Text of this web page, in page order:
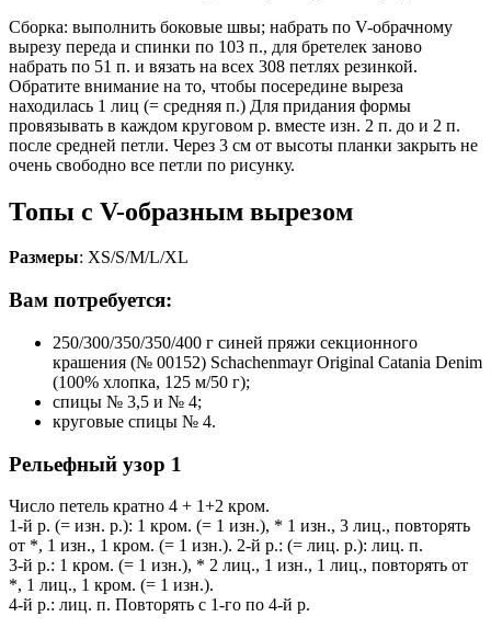
Сборка: выполнить боковые швы; набрать по V-обрачному
вырезу переда и спинки по 103 п., для бретелек заново
набрать по 51 п. и вязать на всех 308 петлях резинкой.
Обратите внимание на то, чтобы посередине выреза
находилась 1 лиц (= средняя п.) Для придания формы
провязывать в каждом круговом р. вместе изн. 2 п. до и 2 п.
после средней петли. Через 3 см от высоты планки закрыть не
очень свободно все петли по рисунку.
Топы с V-образным вырезом
Размеры: XS/S/M/L/XL
Вам потребуется:
250/300/350/350/400 г синей пряжи секционного
крашения (№ 00152) Schachenmayr Original Catania Denim
(100% хлопка, 125 м/50 г);
спицы № 3,5 и № 4;
круговые спицы № 4.
Рельефный узор 1
Число петель кратно 4 + 1+2 кром.
1-й р. (= изн. р.): 1 кром. (= 1 изн.), * 1 изн., 3 лиц., повторять
от *, 1 изн., 1 кром. (= 1 изн.). 2-й р.: (= лиц. р.): лиц. п.
3-й р.: 1 кром. (= 1 изн.), * 2 лиц., 1 изн., 1 лиц., повторять от
*, 1 лиц., 1 кром. (= 1 изн.).
4-й р.: лиц. п. Повторять с 1-го по 4-й р.